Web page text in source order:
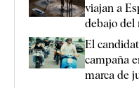
viajan a
debajo del
El
campaña
marca de